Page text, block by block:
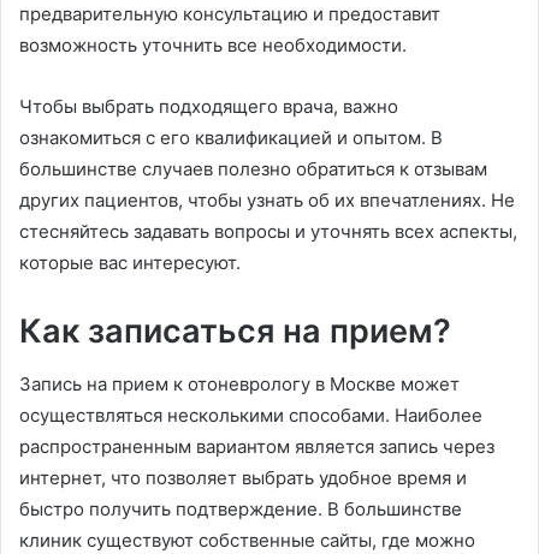
предварительную консультацию и предоставит
возможность уточнить все необходимости.
Чтобы выбрать подходящего врача, важно
ознакомиться с его квалификацией и опытом. В
большинстве случаев полезно обратиться к отзывам
других пациентов, чтобы узнать об их впечатлениях. Не
стесняйтесь задавать вопросы и уточнять всех аспекты,
которые вас интересуют.
Как записаться на прием?
Запись на прием к отоневрологу в Москве может
осуществляться несколькими способами. Наиболее
распространенным вариантом является запись через
интернет, что позволяет выбрать удобное время и
быстро получить подтверждение. В большинстве
клиник существуют собственные сайты, где можно